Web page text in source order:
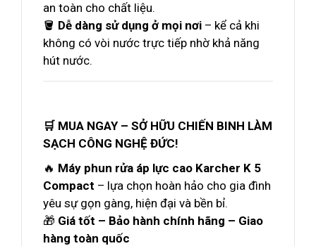
an toàn cho chất liệu.
🪣 Dễ dàng sử dụng ở mọi nơi – kể cả khi
không có vòi nước trực tiếp nhờ khả năng
hút nước.
🛒 MUA NGAY – SỞ HỮU CHIẾN BINH LÀM
SẠCH CÔNG NGHỆ ĐỨC!
🔥 Máy phun rửa áp lực cao Karcher K 5
Compact – lựa chọn hoàn hảo cho gia đình
yêu sự gọn gàng, hiện đại và bền bỉ.
🎁 Giá tốt – Bảo hành chính hãng – Giao
hàng toàn quốc